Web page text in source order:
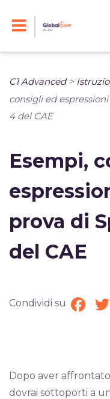
C1 Advanced>
consigli ed
4 del CAE
Esempi,
prova di
del CAE
Condividi su
Dopo aver
dovrai sottoporti a